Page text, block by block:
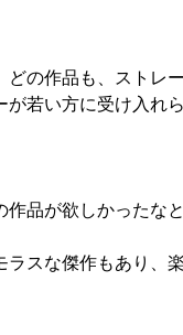
の作品も、ストレー
若い方に受け入れ
品が欲しかったな
ラスな傑作もあり、